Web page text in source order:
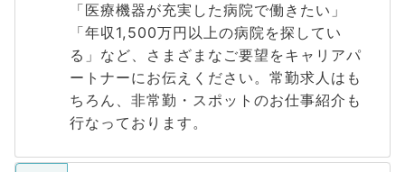
「医療機器が充実した病院で働きたい」
「年収1,500万円以上の病院を探してい
る」など、さまざまなご要望をキャリアパ
ートナーにお伝えください。常勤求人はも
ちろん、非常勤・スポットのお仕事紹介も
行なっております。